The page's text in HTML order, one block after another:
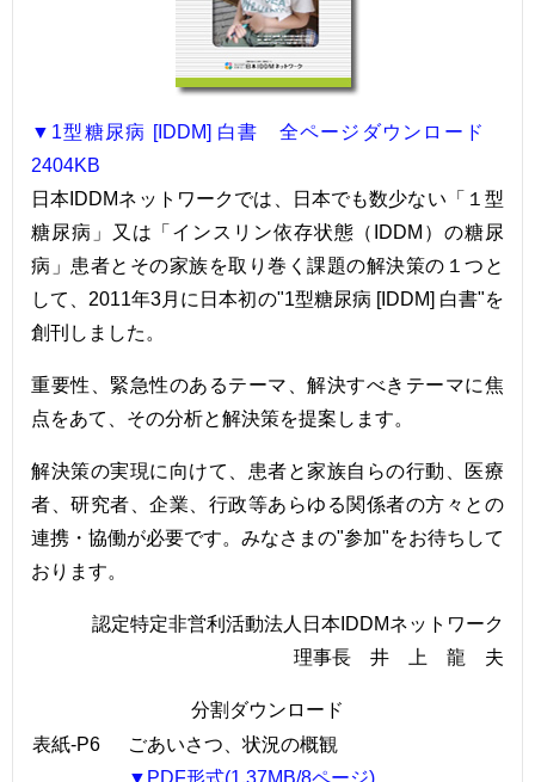
▼1型糖尿病 [IDDM] 白書 全ページダウンロード
2404KB
日本IDDMネットワークでは、日本でも数少ない「１型
糖尿病」又は「インスリン依存状態（IDDM）の糖尿
病」患者とその家族を取り巻く課題の解決策の１つと
して、2011年3月に日本初の"1型糖尿病 [IDDM] 白書"を
創刊しました。
重要性、緊急性のあるテーマ、解決すべきテーマに焦
点をあて、その分析と解決策を提案します。
解決策の実現に向けて、患者と家族自らの行動、医療
者、研究者、企業、行政等あらゆる関係者の方々との
連携・協働が必要です。みなさまの"参加"をお待ちして
おります。
認定特定非営利活動法人日本IDDMネットワーク
理事長 井 上 龍 夫
分割ダウンロード
表紙-P6
ごあいさつ、状況の概観
▼PDF形式(1.37MB/8ページ)